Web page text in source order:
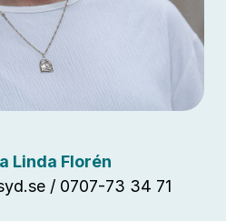
Linda Florén
/ 0707-73 34 71